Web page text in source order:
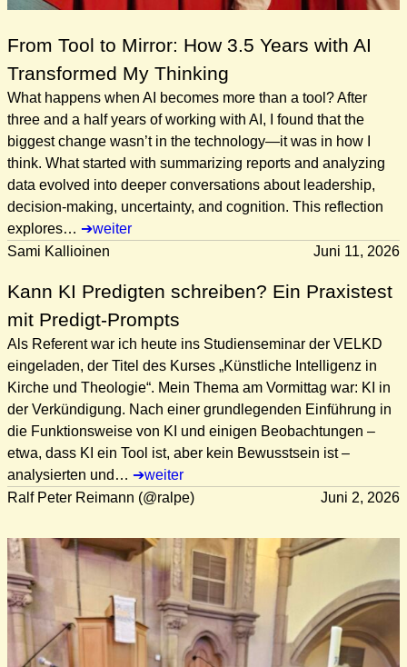
From Tool to Mirror: How 3.5 Years with AI
Transformed My Thinking
What happens when AI becomes more than a tool? After
three and a half years of working with AI, I found that the
biggest change wasn’t in the technology—it was in how I
think. What started with summarizing reports and analyzing
data evolved into deeper conversations about leadership,
decision-making, uncertainty, and cognition. This reflection
explores…
weiter
Sami Kallioinen
Juni 11, 2026
Kann KI Predigten schreiben? Ein Praxistest
mit Predigt-Prompts
Als Referent war ich heute ins Studienseminar der VELKD
eingeladen, der Titel des Kurses „Künstliche Intelligenz in
Kirche und Theologie“. Mein Thema am Vormittag war: KI in
der Verkündigung. Nach einer grundlegenden Einführung in
die Funktionsweise von KI und einigen Beobachtungen –
etwa, dass KI ein Tool ist, aber kein Bewusstsein ist –
analysierten und…
weiter
Ralf Peter Reimann (@ralpe)
Juni 2, 2026